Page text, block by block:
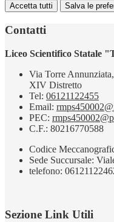
Accetta tutti Salva le
Contatti
Liceo Scientifico Statale
Via Torre
XIV Distretto
Tel: 06121122455
Email:
PEC:
C.F.: 80216770588
Codice
Sede Succursale:
telefono:
Sezione Link Utili